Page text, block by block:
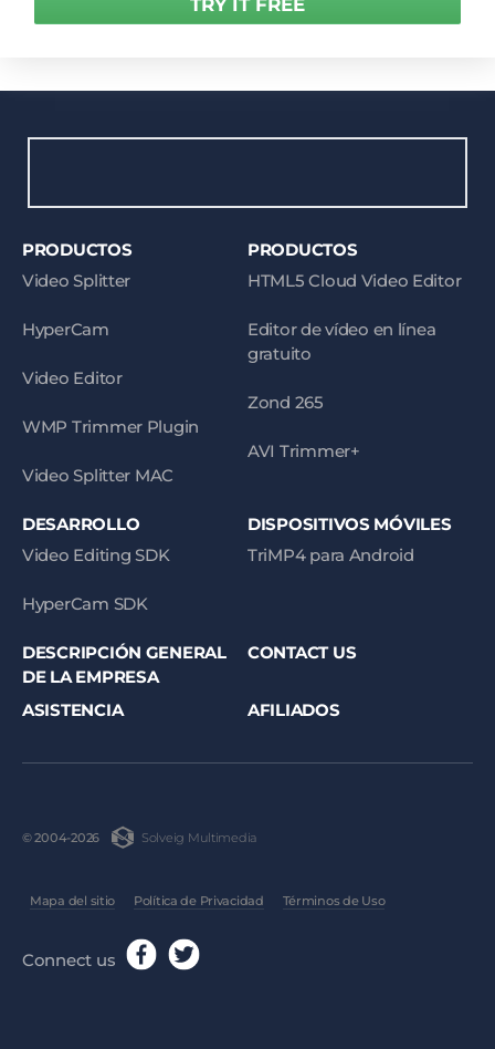
TRY IT FREE
PRODUCTOS
Video Splitter
HyperCam
Video Editor
WMP Trimmer Plugin
Video Splitter MAC
PRODUCTOS
HTML5 Cloud Video Editor
Editor de vídeo en línea
gratuito
Zond 265
AVI Trimmer+
DESARROLLO
Video Editing SDK
HyperCam SDK
DISPOSITIVOS MÓVILES
TriMP4 para Android
DESCRIPCIÓN GENERAL
DE LA EMPRESA
CONTACT US
ASISTENCIA AFILIADOS
© 2004-2026 Solveig Multimedia
Mapa del sitio Política de Privacidad Términos de Uso
Connect us